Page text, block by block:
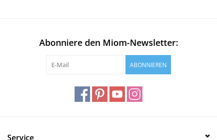
Abonniere den Miom-Newsletter:
ABONNIEREN
Service